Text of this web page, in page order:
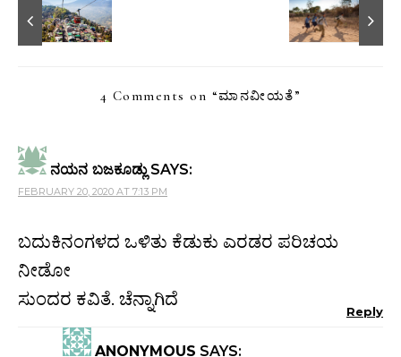
4 Comments on “ಮಾನವೀಯತೆ”
ನಯನ ಬಜಕೂಡ್ಲು SAYS:
FEBRUARY 20, 2020 AT 7:13 PM
ಬದುಕಿನಂಗಳದ ಒಳಿತು ಕೆಡುಕು ಎರಡರ ಪರಿಚಯ
ನೀಡೋ
ಸುಂದರ ಕವಿತೆ. ಚೆನ್ನಾಗಿದೆ
Reply
ANONYMOUS SAYS: